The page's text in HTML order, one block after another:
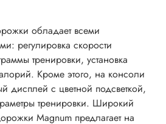
обладает всеми
регулировка скорости
тренировки, установка
Кроме этого, на консоли
дисплей с цветной подсветкой,
тренировки. Широкий
Magnum предлагает на